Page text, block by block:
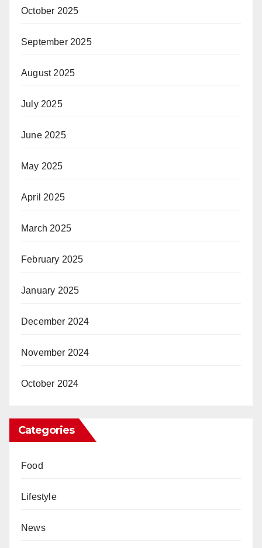
October 2025
September 2025
August 2025
July 2025
June 2025
May 2025
April 2025
March 2025
February 2025
January 2025
December 2024
November 2024
October 2024
Categories
Food
Lifestyle
News